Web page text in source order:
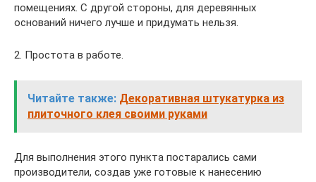
помещениях. С другой стороны, для деревянных
оснований ничего лучше и придумать нельзя.
2. Простота в работе.
Читайте также: Декоративная штукатурка из
плиточного клея своими руками
Для выполнения этого пункта постарались сами
производители, создав уже готовые к нанесению